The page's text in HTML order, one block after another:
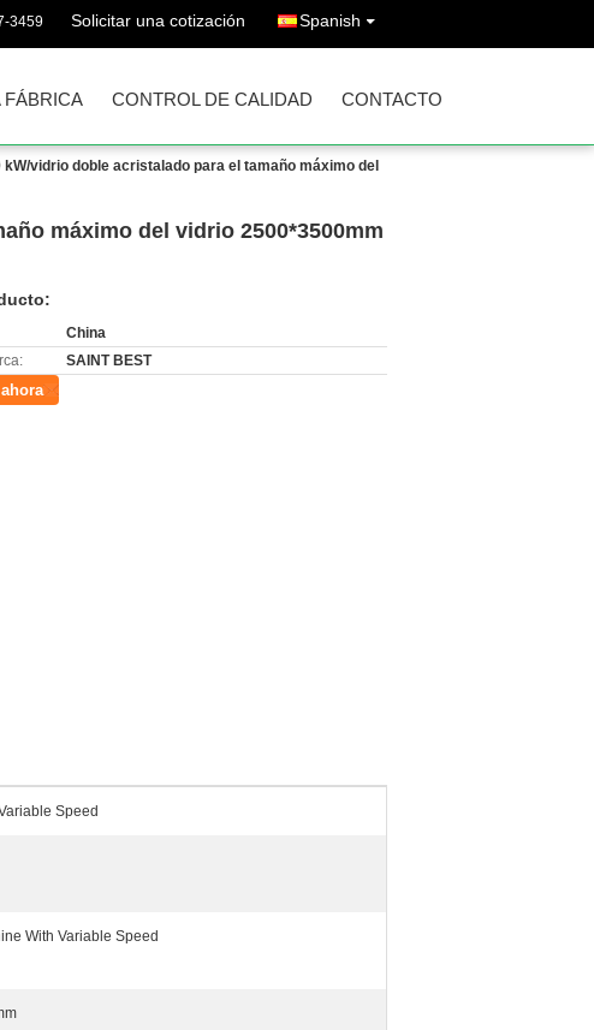
3459 Solicitar una cotización Spanish
FÁBRICA CONTROL DE CALIDAD CONTACTO
vidrio doble acristalado para el tamaño máximo del
máximo del vidrio 2500*3500mm
China
SAINT BEST
Speed
With Variable Speed